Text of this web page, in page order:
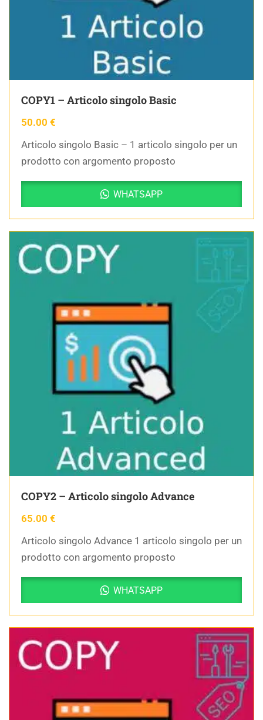
COPY1 – Articolo singolo Basic
50.00 €
Articolo singolo Basic – 1 articolo singolo per un
prodotto con argomento proposto
WHATSAPP
COPY2 – Articolo singolo Advance
65.00 €
Articolo singolo Advance 1 articolo singolo per un
prodotto con argomento proposto
WHATSAPP